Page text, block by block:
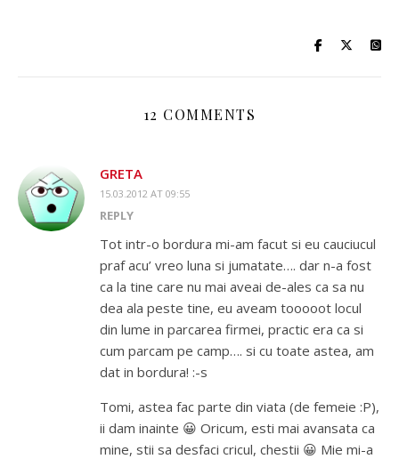
12 COMMENTS
GRETA
15.03.2012 AT 09:55
REPLY
Tot intr-o bordura mi-am facut si eu cauciucul
praf acu’ vreo luna si jumatate…. dar n-a fost
ca la tine care nu mai aveai de-ales ca sa nu
dea ala peste tine, eu aveam tooooot locul
din lume in parcarea firmei, practic era ca si
cum parcam pe camp…. si cu toate astea, am
dat in bordura! :-s
Tomi, astea fac parte din viata (de femeie :P),
ii dam inainte 😀 Oricum, esti mai avansata ca
mine, stii sa desfaci cricul, chestii 😀 Mie mi-a